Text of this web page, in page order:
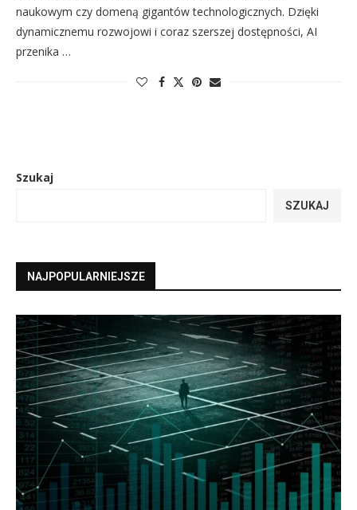
naukowym czy domeną gigantów technologicznych. Dzięki
dynamicznemu rozwojowi i coraz szerszej dostępności, AI
przenika …
Szukaj
SZUKAJ
NAJPOPULARNIEJSZE